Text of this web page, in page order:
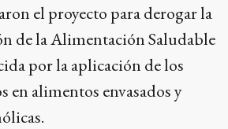
el proyecto para derogar la
de la Alimentación Saludable
por la aplicación de los
en alimentos envasados y